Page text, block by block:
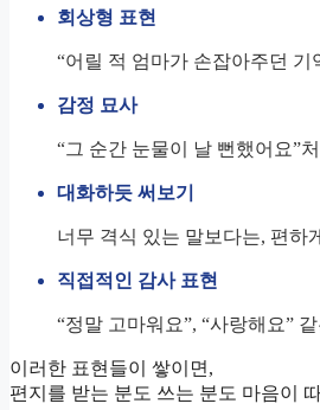
회상형 표현
“어릴 적 엄마가 손잡아주던
감정 묘사
“그 순간 눈물이 날 뻔했어요”
대화하듯 써보기
너무 격식 있는 말보다는, 편하
직접적인 감사 표현
“정말 고마워요”, “사랑해요”
이러한 표현들이 쌓이면,
편지를 받는 분도 쓰는 분도 마음이